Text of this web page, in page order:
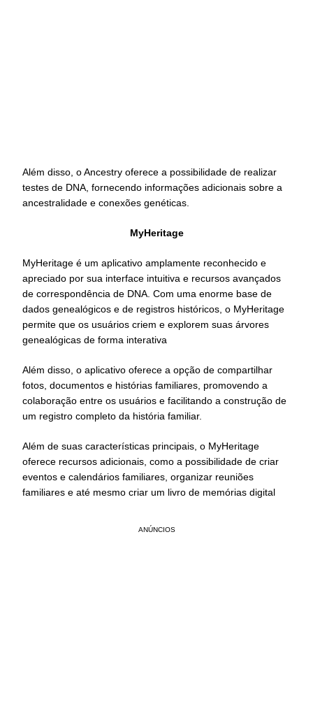
Além disso, o Ancestry oferece a possibilidade de realizar
testes de DNA, fornecendo informações adicionais sobre a
ancestralidade e conexões genéticas.
MyHeritage
MyHeritage é um aplicativo amplamente reconhecido e
apreciado por sua interface intuitiva e recursos avançados
de correspondência de DNA. Com uma enorme base de
dados genealógicos e de registros históricos, o MyHeritage
permite que os usuários criem e explorem suas árvores
genealógicas de forma interativa
Além disso, o aplicativo oferece a opção de compartilhar
fotos, documentos e histórias familiares, promovendo a
colaboração entre os usuários e facilitando a construção de
um registro completo da história familiar.
Além de suas características principais, o MyHeritage
oferece recursos adicionais, como a possibilidade de criar
eventos e calendários familiares, organizar reuniões
familiares e até mesmo criar um livro de memórias digital
ANÚNCIOS